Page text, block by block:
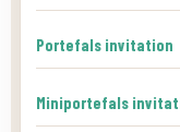
Portefals invitation
Miniportefals